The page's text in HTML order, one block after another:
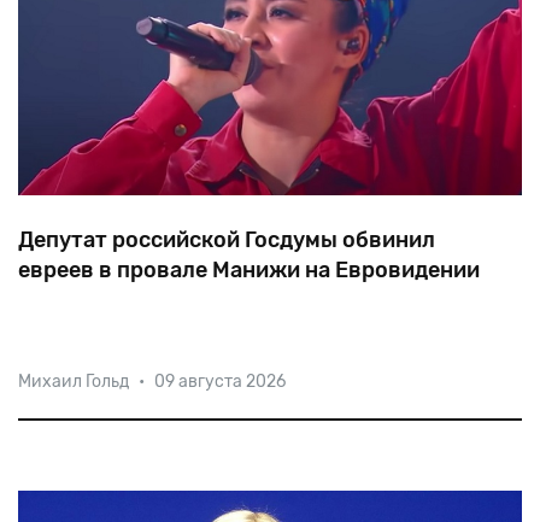
Депутат российской Госдумы обвинил
евреев в провале Манижи на Евровидении
пучеглазой женщины, стебающейся над русскими
женщинами, подложили евреи», — написал в своем
Михаил Гольд • 09 августа 2026